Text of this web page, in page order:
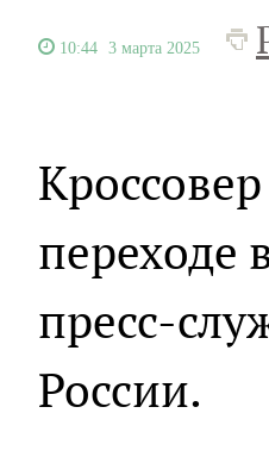
10:44 3 марта 2025
переходе
пресс-
России.